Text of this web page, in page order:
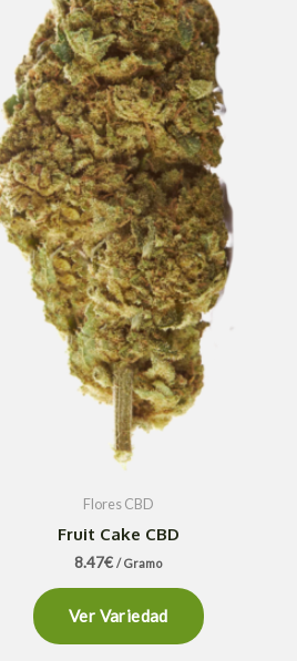
Flores CBD
Fruit Cake CBD
8.47€ / Gramo
Ver Variedad